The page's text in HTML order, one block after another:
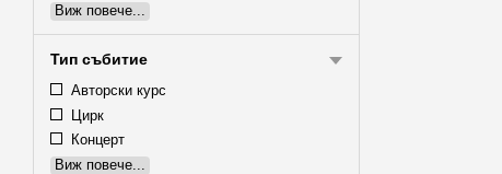
Виж повече...
Тип събитие
Авторски курс
Цирк
Концерт
Виж повече...